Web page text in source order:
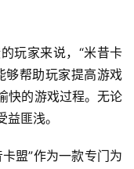
玩家来说，“米昔卡
够帮助玩家提高游戏
快的游戏过程。无论
匪浅。
盟”作为一款专门为